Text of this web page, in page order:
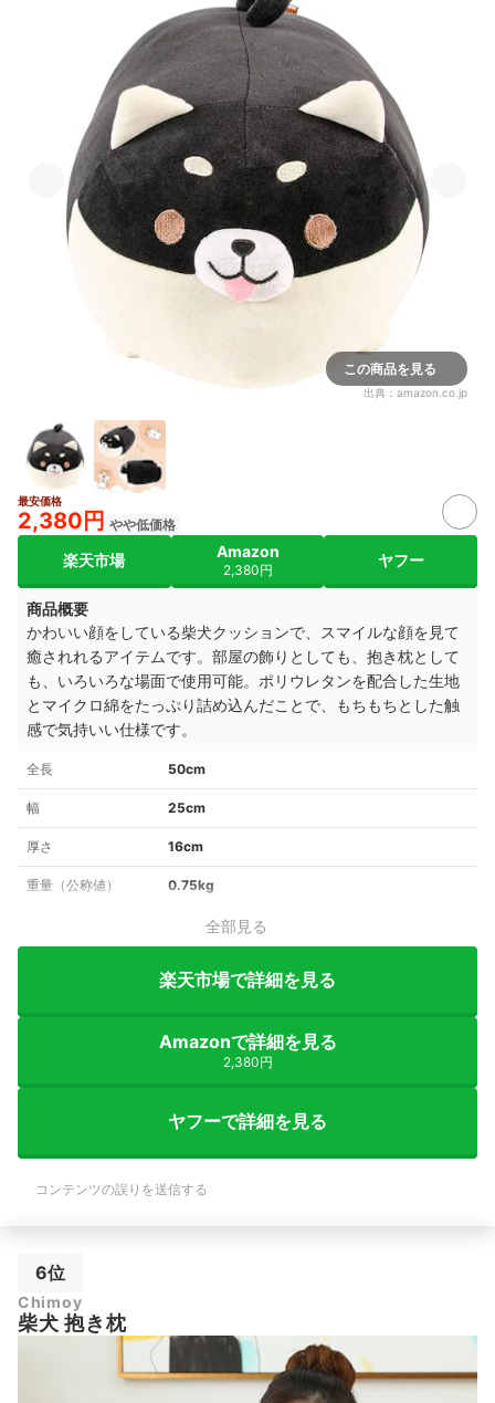
この商品を見る
出典： amazon.co.jp
最安価格
2,380円 やや低価格
楽天市場 Amazon
2,380円
ヤフー
商品概要
かわいい顔をしている柴犬クッションで、スマイルな顔を見て
癒されれるアイテムです。部屋の飾りとしても、抱き枕として
も、いろいろな場面で使用可能。ポリウレタンを配合した生地
とマイクロ綿をたっぷり詰め込んだことで、もちもちとした触
感で気持いい仕様です。
全長 50cm
幅 25cm
厚さ 16cm
重量（公称値） 0.75kg
全部見る
楽天市場で詳細を見る
Amazonで詳細を見る
2,380円
ヤフーで詳細を見る
コンテンツの誤りを送信する
6位
Chimoy
柴犬 抱き枕